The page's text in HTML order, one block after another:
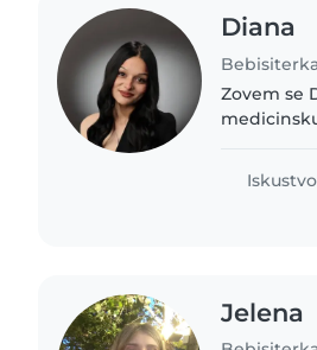
Diana
Zovem se
Jelena